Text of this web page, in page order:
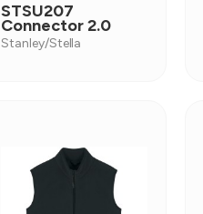
STSU207
Connector 2.0
Stanley/Stella